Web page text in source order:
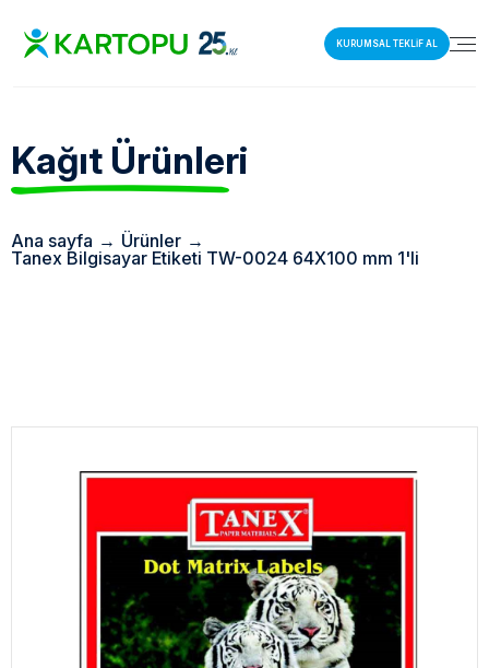
KURUMSAL TEKLİF AL
Kağıt Ürünleri
Ana sayfa → Ürünler →
Tanex Bilgisayar Etiketi TW-0024 64X100 mm 1'li